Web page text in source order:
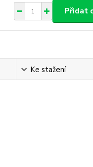
Přidat
Ke stažení